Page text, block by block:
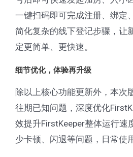
一键扫码即可完成注册、绑定
简化复杂的线下登记步骤，让
定更简单、更快速。
细节优化，体验再升级
除以上核心功能更新外，本次
往期已知问题，深度优化
效提升FirstKeeper整体运行速
少卡顿、闪退等问题，日常使